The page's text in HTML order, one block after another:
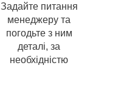
Задайте питання
менеджеру та
погодьте з ним
деталі, за
необхідністю